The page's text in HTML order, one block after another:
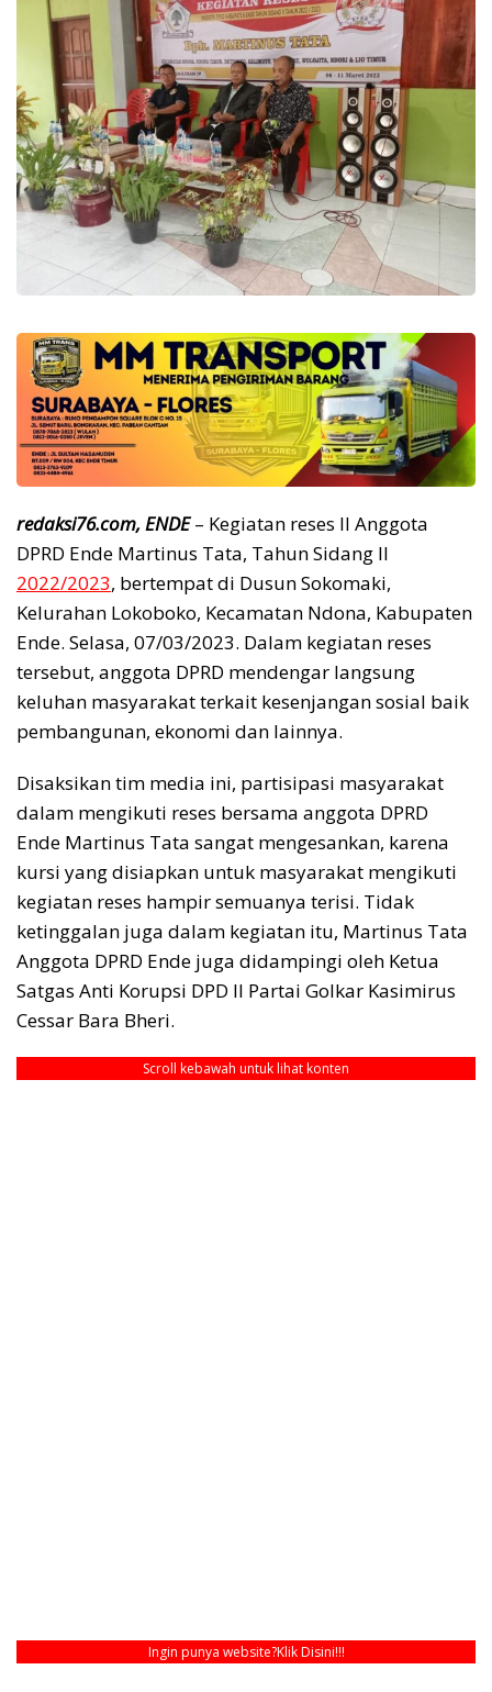
redaksi76.com, ENDE– Kegiatan reses II Anggota
DPRD Ende Martinus Tata, Tahun Sidang II
2022/2023, bertempat di Dusun Sokomaki,
Kelurahan Lokoboko, Kecamatan Ndona, Kabupaten
Ende. Selasa, 07/03/2023. Dalam kegiatan reses
tersebut, anggota DPRD mendengar langsung
keluhan masyarakat terkait kesenjangan sosial baik
pembangunan, ekonomi dan lainnya.
Disaksikan tim media ini, partisipasi masyarakat
dalam mengikuti reses bersama anggota DPRD
Ende Martinus Tata sangat mengesankan, karena
kursi yang disiapkan untuk masyarakat mengikuti
kegiatan reses hampir semuanya terisi. Tidak
ketinggalan juga dalam kegiatan itu, Martinus Tata
Anggota DPRD Ende juga didampingi oleh Ketua
Satgas Anti Korupsi DPD II Partai Golkar Kasimirus
Cessar Bara Bheri.
Scroll kebawah untuk lihat konten
Ingin punya website?Klik Disini!!!